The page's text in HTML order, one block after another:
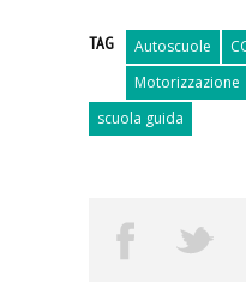
TAG Autoscuole
Motorizzazione
scuola guida